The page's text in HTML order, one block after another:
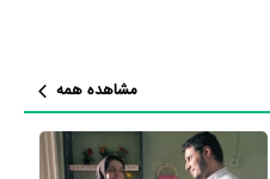
،فیلم میهمان ناخواندهوفیلم شهر
سریال
مشاهده همه